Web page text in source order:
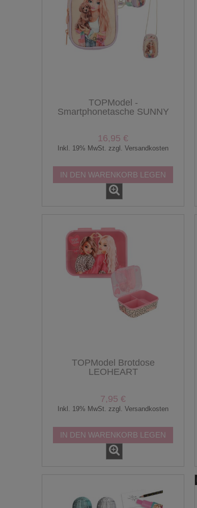
TOPModel -
Smartphonetasche SUNNY
16,95 €
Inkl. 19% MwSt. zzgl. Versandkosten
IN DEN WARENKORB LEGEN
TOPModel Brotdose
LEOHEART
7,95 €
Inkl. 19% MwSt. zzgl. Versandkosten
IN DEN WARENKORB LEGEN